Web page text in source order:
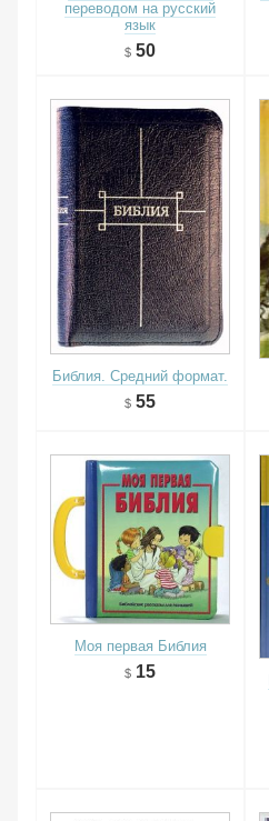
переводом на русский
язык
50
Библия. Средний формат.
55
Моя первая Библия
15